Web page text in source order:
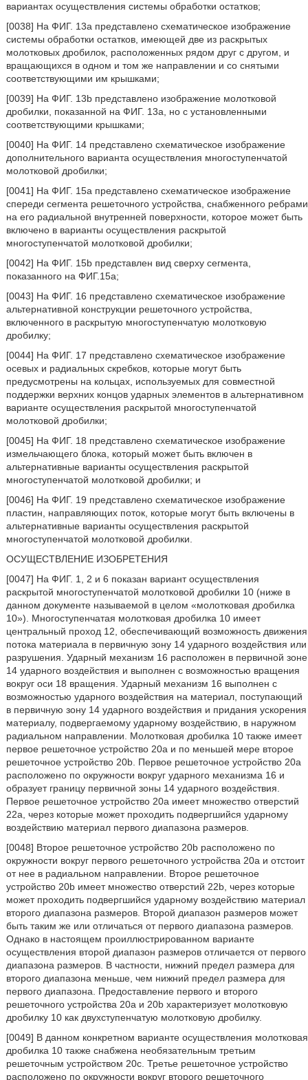
вариантах осуществления системы обработки остатков;
[0038] На ФИГ. 13a представлено схематическое изображение
системы обработки остатков, имеющей две из раскрытых
молотковых дробилок, расположенных рядом друг с другом, и
вращающихся в одном и том же направлении и со снятыми
соответствующими им крышками;
[0039] На ФИГ. 13b представлено изображение молотковой
дробилки, показанной на ФИГ. 13a, но с установленными
соответствующими крышками;
[0040] На ФИГ. 14 представлено схематическое изображение
дополнительного варианта осуществления многоступенчатой
молотковой дробилки;
[0041] На ФИГ. 15a представлено схематическое изображение
спереди сегмента решеточного устройства, снабженного ребрами
на его радиальной внутренней поверхности, которое может быть
включено в варианты осуществления раскрытой
многоступенчатой молотковой дробилки;
[0042] На ФИГ. 15b представлен вид сверху сегмента,
показанного на ФИГ.15a;
[0043] На ФИГ. 16 представлено схематическое изображение
альтернативной конструкции решеточного устройства,
включенного в раскрытую многоступенчатую молотковую
дробилку;
[0044] На ФИГ. 17 представлено схематическое изображение
осевых и радиальных скребков, которые могут быть
предусмотрены на кольцах, используемых для совместной
поддержки верхних концов ударных элементов в альтернативном
варианте осуществления раскрытой многоступенчатой
молотковой дробилки;
[0045] На ФИГ. 18 представлено схематическое изображение
измельчающего блока, который может быть включен в
альтернативные варианты осуществления раскрытой
многоступенчатой молотковой дробилки; и
[0046] На ФИГ. 19 представлено схематическое изображение
пластин, направляющих поток, которые могут быть включены в
альтернативные варианты осуществления раскрытой
многоступенчатой молотковой дробилки.
ОСУЩЕСТВЛЕНИЕ ИЗОБРЕТЕНИЯ
[0047] На ФИГ. 1, 2 и 6 показан вариант осуществления
раскрытой многоступенчатой молотковой дробилки 10 (ниже в
данном документе называемой в целом «молотковая дробилка
10»). Многоступенчатая молотковая дробилка 10 имеет
центральный проход 12, обеспечивающий возможность движения
потока материала в первичную зону 14 ударного воздействия или
разрушения. Ударный механизм 16 расположен в первичной зоне
14 ударного воздействия и выполнен с возможностью вращения
вокруг оси 18 вращения. Ударный механизм 16 выполнен с
возможностью ударного воздействия на материал, поступающий
в первичную зону 14 ударного воздействия и придания ускорения
материалу, подвергаемому ударному воздействию, в наружном
радиальном направлении. Молотковая дробилка 10 также имеет
первое решеточное устройство 20a и по меньшей мере второе
решеточное устройство 20b. Первое решеточное устройство 20a
расположено по окружности вокруг ударного механизма 16 и
образует границу первичной зоны 14 ударного воздействия.
Первое решеточное устройство 20a имеет множество отверстий
22a, через которые может проходить подвергшийся ударному
воздействию материал первого диапазона размеров.
[0048] Второе решеточное устройство 20b расположено по
окружности вокруг первого решеточного устройства 20a и отстоит
от нее в радиальном направлении. Второе решеточное
устройство 20b имеет множество отверстий 22b, через которые
может проходить подвергшийся ударному воздействию материал
второго диапазона размеров. Второй диапазон размеров может
быть таким же или отличаться от первого диапазона размеров.
Однако в настоящем проиллюстрированном варианте
осуществления второй диапазон размеров отличается от первого
диапазона размеров. В частности, нижний предел размера для
второго диапазона меньше, чем нижний предел размера для
первого диапазона. Предоставление первого и второго
решеточного устройства 20a и 20b характеризует молотковую
дробилку 10 как двухступенчатую молотковую дробилку.
[0049] В данном конкретном варианте осуществления молотковая
дробилка 10 также снабжена необязательным третьим
решеточным устройством 20c. Третье решеточное устройство
расположено по окружности вокруг второго решеточного